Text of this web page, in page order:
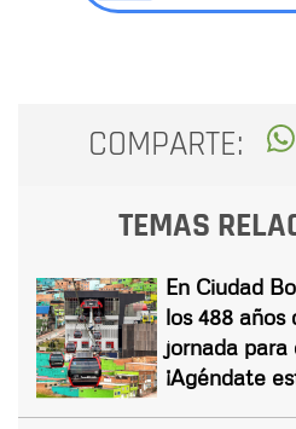
COMPARTE:
TEMAS
En Ciudad
los 488
jornada
¡Agéndate